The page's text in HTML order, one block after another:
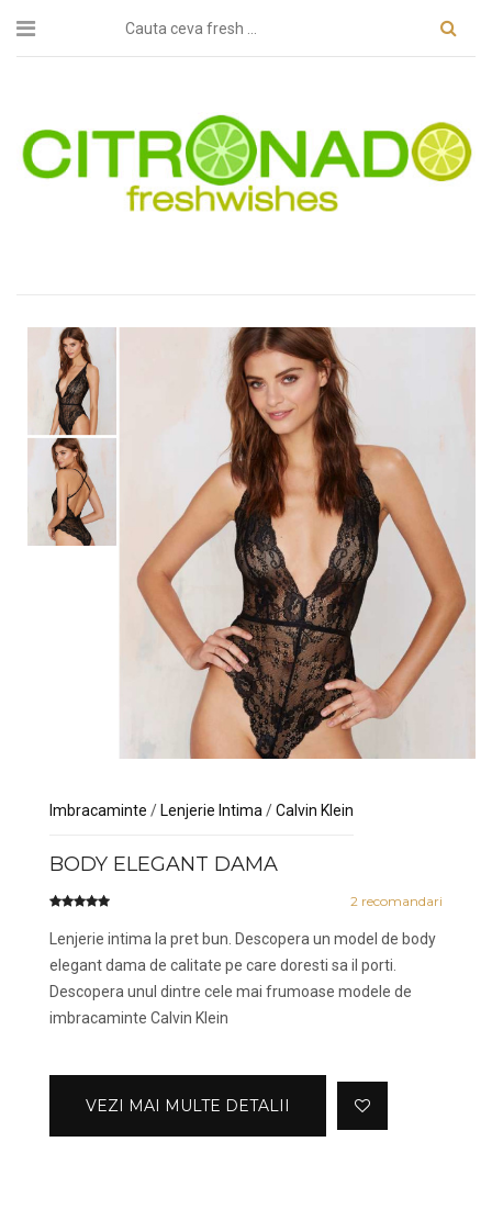
Imbracaminte /Lenjerie Intima /Calvin Klein
BODY ELEGANT DAMA
2 recomandari
Lenjerie intima la pret bun. Descopera un model de body
elegant dama de calitate pe care doresti sa il porti.
Descopera unul dintre cele mai frumoase modele de
imbracaminte Calvin Klein
VEZI MAI MULTE DETALII